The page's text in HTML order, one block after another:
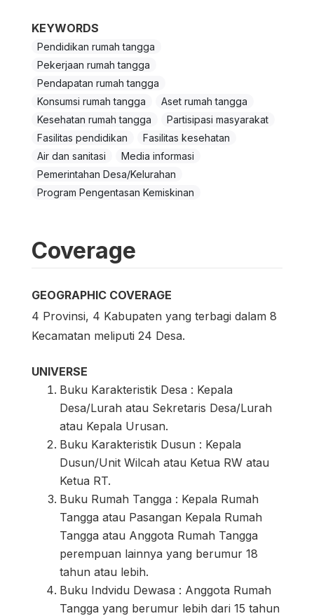
KEYWORDS
Pendidikan rumah tangga
Pekerjaan rumah tangga
Pendapatan rumah tangga
Konsumsi rumah tangga
Aset rumah tangga
Kesehatan rumah tangga
Partisipasi masyarakat
Fasilitas pendidikan
Fasilitas kesehatan
Air dan sanitasi
Media informasi
Pemerintahan Desa/Kelurahan
Program Pengentasan Kemiskinan
Coverage
GEOGRAPHIC COVERAGE
4 Provinsi, 4 Kabupaten yang terbagi dalam 8
Kecamatan meliputi 24 Desa.
UNIVERSE
Buku Karakteristik Desa : Kepala
Desa/Lurah atau Sekretaris Desa/Lurah
atau Kepala Urusan.
Buku Karakteristik Dusun : Kepala
Dusun/Unit Wilcah atau Ketua RW atau
Ketua RT.
Buku Rumah Tangga : Kepala Rumah
Tangga atau Pasangan Kepala Rumah
Tangga atau Anggota Rumah Tangga
perempuan lainnya yang berumur 18
tahun atau lebih.
Buku Indvidu Dewasa : Anggota Rumah
Tangga yang berumur lebih dari 15 tahun